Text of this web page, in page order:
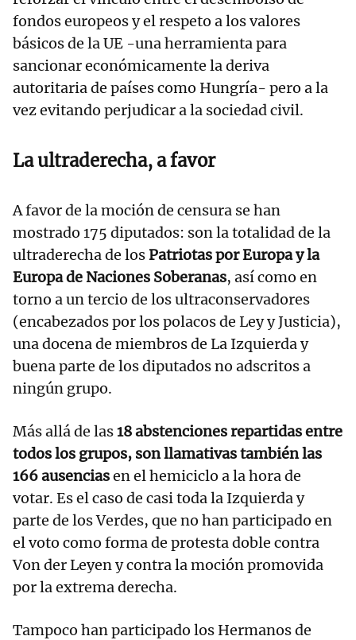
fondos europeos y el respeto a los valores
básicos de la UE -una herramienta para
sancionar económicamente la deriva
autoritaria de países como Hungría- pero a la
vez evitando perjudicar a la sociedad civil.
La ultraderecha, a favor
A favor de la moción de censura se han
mostrado 175 diputados: son la totalidad de la
ultraderecha de losPatriotas por Europa y la
Europa de Naciones Soberanas, así como en
torno a un tercio de los ultraconservadores
(encabezados por los polacos de Ley y Justicia),
una docena de miembros de La Izquierda y
buena parte de los diputados no adscritos a
ningún grupo.
Más allá de las18 abstenciones repartidas entre
todos los grupos, son llamativas también las
166 ausenciasen el hemiciclo a la hora de
votar. Es el caso de casi toda la Izquierda y
parte de los Verdes, que no han participado en
el voto como forma de protesta doble contra
Von der Leyen y contra la moción promovida
por la extrema derecha.
Tampoco han participado los Hermanos de